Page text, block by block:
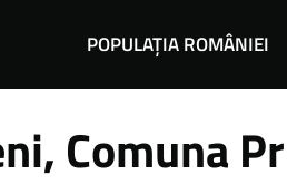
POPULAȚIA ROMÂNIEI
Comuna